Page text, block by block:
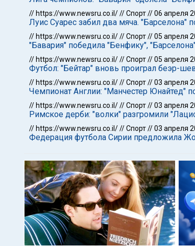
// https://www.newsru.co.il///Спорт//06 апреля
Луис Суарес забил два мяча. "Барселона"
// https://www.newsru.co.il///Спорт//05 апреля
"Бавария" победила "Бенфику",
// https://www.newsru.co.il///Спорт//05 апреля
Футбол: "Бейтар" вновь проиграл беэр-
// https://www.newsru.co.il///Спорт//03 апреля
Чемпионат Англии: "Манчестер Юнайтед"
// https://www.newsru.co.il///Спорт//03 апреля
Римское дерби: "волки" разгромили
// https://www.newsru.co.il///Спорт//03 апреля
Федерация футбола Сирии предложила